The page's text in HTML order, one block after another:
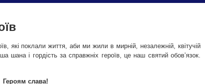
які поклали життя, аби ми жили в мирній, незалежній, квітучій
шана і гордість за справжніх героїв, це наш святий обов’язок.
Героям слава!